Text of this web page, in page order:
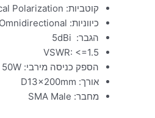
קוטביות: Vertical Polarization
כיווניות: Omnidirectional רב כיווניות
הגבר: 5dBi
VSWR: <=1.5
הספק כניסה מירבי: 50W
אורך: D13x200mm
מחבר: SMA Male